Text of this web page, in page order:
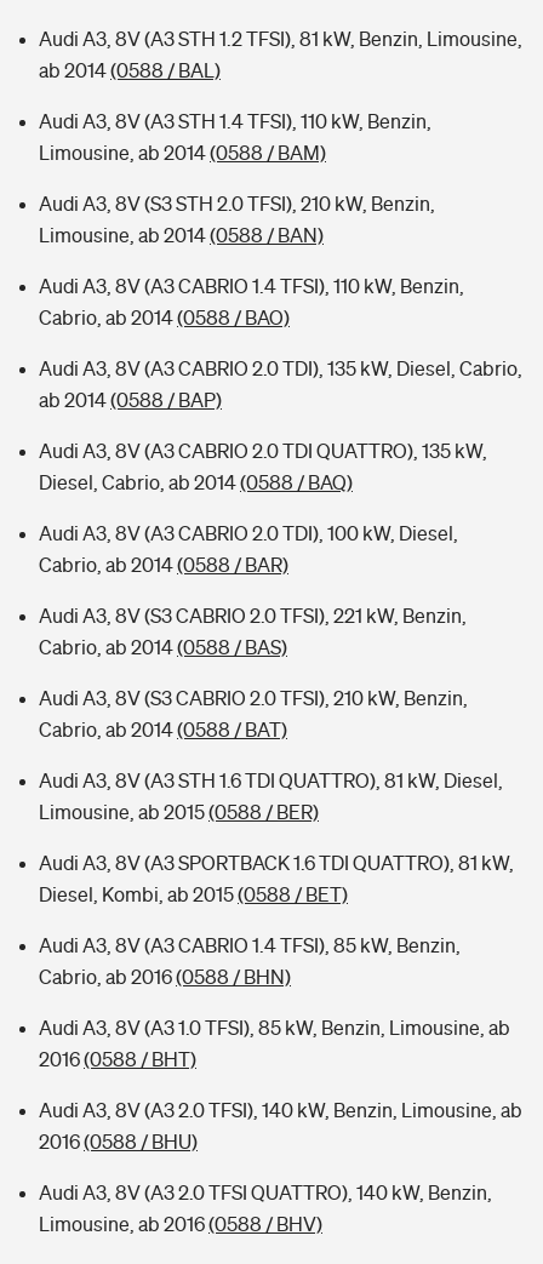
Audi A3, 8V (A3 STH 1.2 TFSI), 81 kW, Benzin, Limousine,
ab 2014(0588 / BAL)
Audi A3, 8V (A3 STH 1.4 TFSI), 110 kW, Benzin,
Limousine, ab 2014(0588 / BAM)
Audi A3, 8V (S3 STH 2.0 TFSI), 210 kW, Benzin,
Limousine, ab 2014(0588 / BAN)
Audi A3, 8V (A3 CABRIO 1.4 TFSI), 110 kW, Benzin,
Cabrio, ab 2014(0588 / BAO)
Audi A3, 8V (A3 CABRIO 2.0 TDI), 135 kW, Diesel, Cabrio,
ab 2014(0588 / BAP)
Audi A3, 8V (A3 CABRIO 2.0 TDI QUATTRO), 135 kW,
Diesel, Cabrio, ab 2014(0588 / BAQ)
Audi A3, 8V (A3 CABRIO 2.0 TDI), 100 kW, Diesel,
Cabrio, ab 2014(0588 / BAR)
Audi A3, 8V (S3 CABRIO 2.0 TFSI), 221 kW, Benzin,
Cabrio, ab 2014(0588 / BAS)
Audi A3, 8V (S3 CABRIO 2.0 TFSI), 210 kW, Benzin,
Cabrio, ab 2014(0588 / BAT)
Audi A3, 8V (A3 STH 1.6 TDI QUATTRO), 81 kW, Diesel,
Limousine, ab 2015(0588 / BER)
Audi A3, 8V (A3 SPORTBACK 1.6 TDI QUATTRO), 81 kW,
Diesel, Kombi, ab 2015(0588 / BET)
Audi A3, 8V (A3 CABRIO 1.4 TFSI), 85 kW, Benzin,
Cabrio, ab 2016(0588 / BHN)
Audi A3, 8V (A3 1.0 TFSI), 85 kW, Benzin, Limousine, ab
2016(0588 / BHT)
Audi A3, 8V (A3 2.0 TFSI), 140 kW, Benzin, Limousine, ab
2016(0588 / BHU)
Audi A3, 8V (A3 2.0 TFSI QUATTRO), 140 kW, Benzin,
Limousine, ab 2016(0588 / BHV)